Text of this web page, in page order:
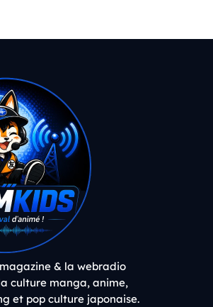
& la webradio
culture manga, anime,
et pop culture japonaise.